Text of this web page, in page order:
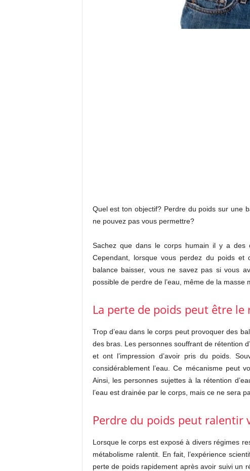
Quel est ton objectif? Perdre du poids sur une
ne pouvez pas vous permettre?
Sachez que dans le corps humain il y a des
Cependant, lorsque vous perdez du poids
balance baisser, vous ne savez pas si vous
possible de perdre de l’eau, même de la masse
La perte de poids peut être le
Trop d’eau dans le corps peut provoquer des
des bras. Les personnes souffrant de rétention
et ont l’impression d’avoir pris du poids.
considérablement l’eau. Ce mécanisme peut
Ainsi, les personnes sujettes à la rétention
l’eau est drainée par le corps, mais ce ne sera
Perdre du poids peut ralentir
Lorsque le corps est exposé à divers régimes
métabolisme ralentit. En fait, l’expérience
perte de poids rapidement après avoir suivi un